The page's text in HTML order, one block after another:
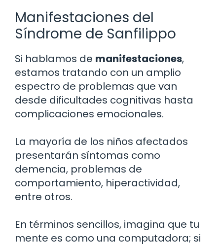
Manifestaciones del
Síndrome de Sanfilippo
Si hablamos de manifestaciones,
estamos tratando con un amplio
espectro de problemas que van
desde dificultades cognitivas hasta
complicaciones emocionales.
La mayoría de los niños afectados
presentarán síntomas como
demencia, problemas de
comportamiento, hiperactividad,
entre otros.
En términos sencillos, imagina que tu
mente es como una computadora; si